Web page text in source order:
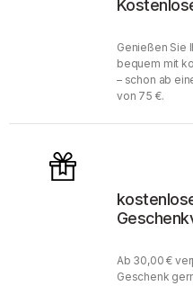
Genießen Sie
bequem mit
– schon ab
von 75 €.
Ab 30,00 €
Geschenk